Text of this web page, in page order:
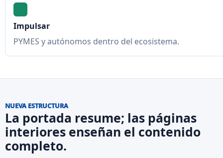
Impulsar
PYMES y autónomos dentro del ecosistema.
NUEVA ESTRUCTURA
La portada resume; las páginas
interiores enseñan el contenido
completo.